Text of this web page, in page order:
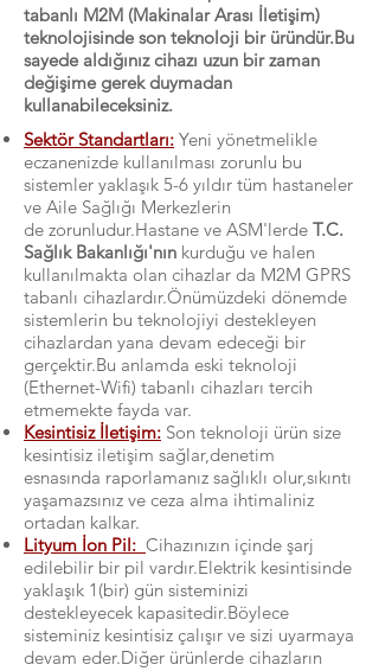
tabanlı M2M (Makinalar Arası İletişim)
teknolojisinde son teknoloji bir üründür.Bu
sayede aldığınız cihazı uzun bir zaman
değişime gerek duymadan
kullanabileceksiniz.
Sektör Standartları: Yeni yönetmelikle
eczanenizde kullanılması zorunlu bu
sistemler yaklaşık 5-6 yıldır tüm hastaneler
ve Aile Sağlığı Merkezlerin
de zorunludur.Hastane ve ASM'lerde T.C.
Sağlık Bakanlığı'nın kurduğu ve halen
kullanılmakta olan cihazlar da M2M GPRS
tabanlı cihazlardır.Önümüzdeki dönemde
sistemlerin bu teknolojiyi destekleyen
cihazlardan yana devam edeceği bir
gerçektir.Bu anlamda eski teknoloji
(Ethernet-Wifi) tabanlı cihazları tercih
etmemekte fayda var.
Kesintisiz İletişim: Son teknoloji ürün size
kesintisiz iletişim sağlar,denetim
esnasında raporlamanız sağlıklı olur,sıkıntı
yaşamazsınız ve ceza alma ihtimaliniz
ortadan kalkar.
Lityum İon Pil: Cihazınızın içinde şarj
edilebilir bir pil vardır.Elektrik kesintisinde
yaklaşık 1(bir) gün sisteminizi
destekleyecek kapasitedir.Böylece
sisteminiz kesintisiz çalışır ve sizi uyarmaya
devam eder.Diğer ürünlerde cihazların